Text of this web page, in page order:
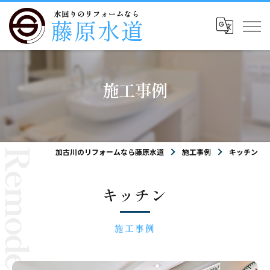
施工事例
加古川のリフォームなら藤原水道 施工事例 キッチン
施工事例
キッチン